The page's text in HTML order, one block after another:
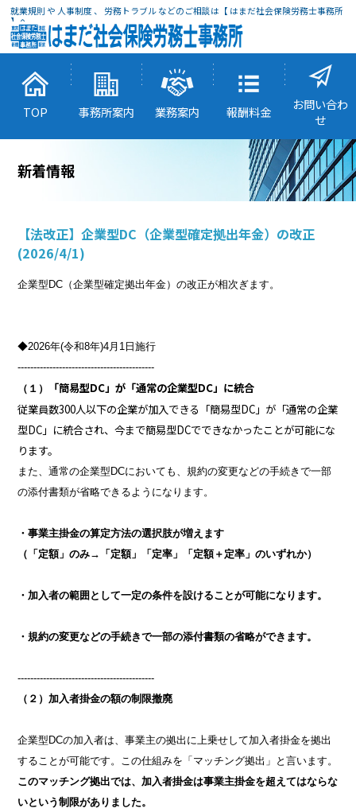
就業規則 や 人事制度 、 労務トラブル などのご相談は【 はまだ社会保険労務士事務所
】へ
TOP 事務所案内 業務案内 報酬料金
お問い合わ
せ
新着情報
【法改正】企業型DC（企業型確定拠出年金）の改正
(2026/4/1)
企業型DC（企業型確定拠出年金）の改正が相次ぎます。
◆2026年(令和8年)4月1日施行
-------------------------------------------
（１）
「簡易型DC」が「通常の企業型DC」に統合
従業員数300人以下の企業が加入できる「簡易型DC」が「通常の企業
型DC」に統合され、今まで簡易型DCでできなかったことが可能にな
ります。
また、通常の企業型DCにおいても、規約の変更などの手続きで一部
の添付書類が省略できるようになります。
・事業主掛金の算定方法の選択肢が増えます
（「定額」のみ→「定額」「定率」「定額＋定率」のいずれか）
・加入者の範囲として一定の条件を設けることが可能になります。
・規約の変更などの手続きで一部の添付書類の省略ができます。
-------------------------------------------
（２）加入者掛金の額の制限撤廃
企業型DCの加入者は、事業主の拠出に上乗せして加入者掛金を拠出
することが可能です。この仕組みを「マッチング拠出」と言います。
このマッチング拠出では、加入者掛金は事業主掛金を超えてはならな
いという制限がありました。